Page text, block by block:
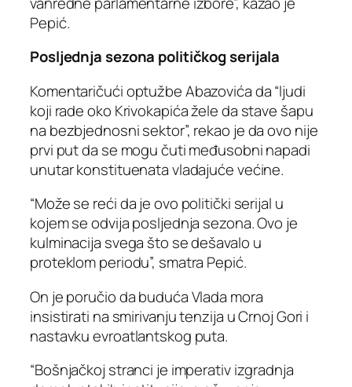
Pepić.
Posljednja sezona političkog serijala
Komentaričući optužbe Abazovića da “ljudi
koji rade oko Krivokapića žele da stave šapu
na bezbjednosni sektor”, rekao je da ovo nije
prvi put da se mogu čuti međusobni napadi
unutar konstituenata vladajuće većine.
“Može se reći da je ovo politički serijal u
kojem se odvija posljednja sezona. Ovo je
kulminacija svega što se dešavalo u
proteklom periodu”, smatra Pepić.
On je poručio da buduća Vlada mora
insistirati na smirivanju tenzija u Crnoj Gori i
nastavku evroatlantskog puta.
“Bošnjačkoj stranci je imperativ izgradnja